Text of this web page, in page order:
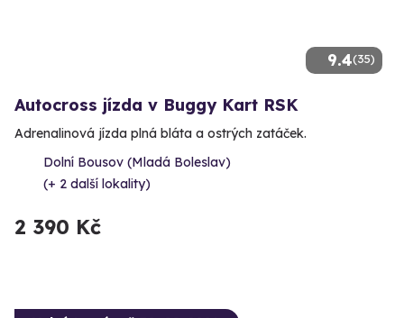
9.4(35)
Autocross jízda v Buggy Kart RSK
Adrenalinová jízda plná bláta a ostrých zatáček.
Dolní Bousov (Mladá Boleslav)
(+ 2 další lokality)
2 390 Kč